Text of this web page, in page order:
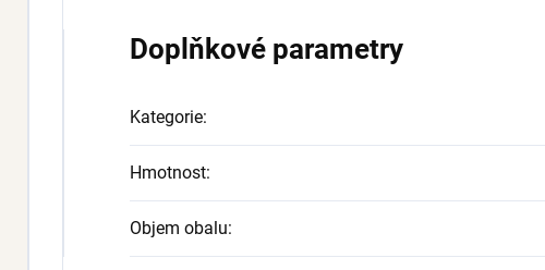
Doplňkové parametry
Kategorie:
Hmotnost:
Objem obalu: